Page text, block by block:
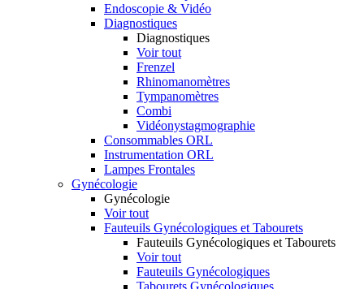
Endoscopie & Vidéo
Diagnostiques
Diagnostiques
Voir tout
Frenzel
Rhinomanomètres
Tympanomètres
Combi
Vidéonystagmographie
Consommables ORL
Instrumentation ORL
Lampes Frontales
Gynécologie
Gynécologie
Voir tout
Fauteuils Gynécologiques et Tabourets
Fauteuils Gynécologiques et Tabourets
Voir tout
Fauteuils Gynécologiques
Tabourets Gynécologiques